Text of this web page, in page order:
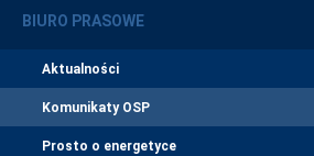
BIURO PRASOWE
Aktualności
Komunikaty OSP
Prosto o energetyce